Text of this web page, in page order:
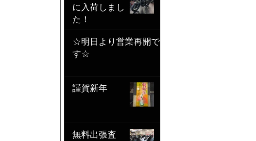
に入荷しまし
た！
☆明日より営業再開で
す☆
謹賀新年
無料出張査